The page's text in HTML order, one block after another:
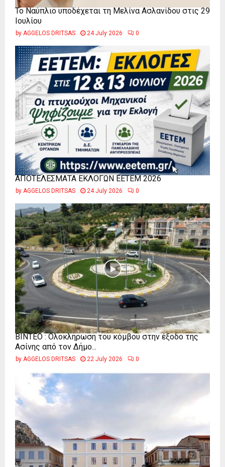
Το Ναύπλιο υποδέχεται τη Μελίνα Ασλανίδου στις 29
Ιουλίου
by AGGELOS DRITSAS 24 July 2026 0
ΑΠΟΤΕΛΕΣΜΑΤΑ ΕΚΛΟΓΩΝ ΕΕΤΕΜ 2026
by AGGELOS DRITSAS 24 July 2026 0
ΒΙΝΤΕΟ : Ολοκλήρωση του κόμβου στην έξοδο της
Ασίνης από τον Δήμο...
by AGGELOS DRITSAS 22 July 2026 0